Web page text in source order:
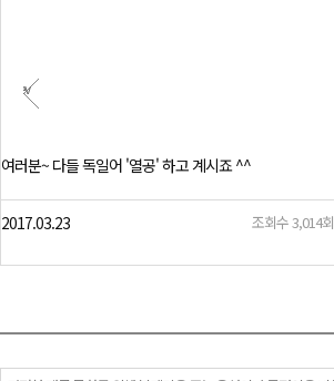
여러분~ 다들 독일어 '열공' 하고 계시죠 ^^
2017.03.23 조회수 3,014회
Prev